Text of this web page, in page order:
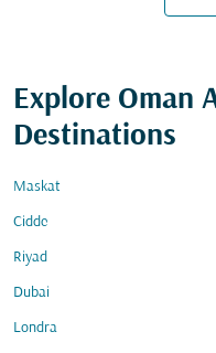
Explore Oman
Destinations
Maskat
Cidde
Riyad
Dubai
Londra